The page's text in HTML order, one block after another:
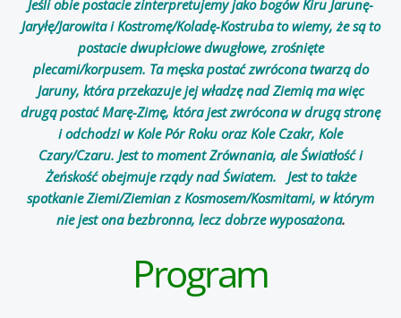
Jeśli obie postacie zinterpretujemy jako bogów Kiru Jarunę-
Jaryłę/Jarowita i Kostromę/Koladę-Kostruba to wiemy, że są to
postacie dwupłciowe dwugłowe, zrośnięte
plecami/korpusem. Ta męska postać zwrócona twarzą do
Jaruny, która przekazuje jej władzę nad Ziemią ma więc
drugą postać Marę-Zimę, która jest zwrócona w drugą stronę
i odchodzi w Kole Pór Roku oraz Kole Czakr, Kole
Czary/Czaru. Jest to moment Zrównania, ale Światłość i
Żeńskość obejmuje rządy nad Światem. Jest to także
spotkanie Ziemi/Ziemian z Kosmosem/Kosmitami, w którym
nie jest ona bezbronna, lecz dobrze wyposażona.
Program